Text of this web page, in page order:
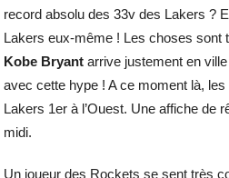
record absolu des 33v des Lakers ?
Lakers eux-même ! Les choses sont
Kobe Bryant arrive justement en
avec cette hype ! A ce moment là,
Lakers 1er à l’Ouest. Une affiche de
midi.
Un joueur des Rockets se sent très